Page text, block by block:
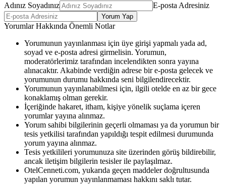
Adınız Soyadınız E-posta Adresiniz
Yorum Yap
Yorumlar Hakkında Önemli Notlar
Yorumunun yayınlanması için üye girişi yapmalı yada ad,
soyad ve e-posta adresi girmelisin. Yorumun,
moderatörlerimiz tarafından incelendikten sonra yayına
alınacaktır. Akabinde verdiğin adrese bir e-posta gelecek ve
yorumunun durumu hakkında seni bilgilendirecektir.
Yorumunun yayınlanabilmesi için, ilgili otelde en az bir gece
konaklamış olman gerekir.
İçeriğinde hakaret, itham, kişiye yönelik suçlama içeren
yorumlar yayına alınmaz.
Yorum sahibi bilgilerinin geçerli olmaması ya da yorumun bir
tesis yetkilisi tarafından yapıldığı tespit edilmesi durumunda
yorum yayına alınmaz.
Tesis yetkilileri yorumunuza site üzerinden görüş bildirebilir,
ancak iletişim bilgilerin tesisler ile paylaşılmaz.
OtelCenneti.com, yukarıda geçen maddeler doğrultusunda
yapılan yorumun yayınlanmaması hakkını saklı tutar.